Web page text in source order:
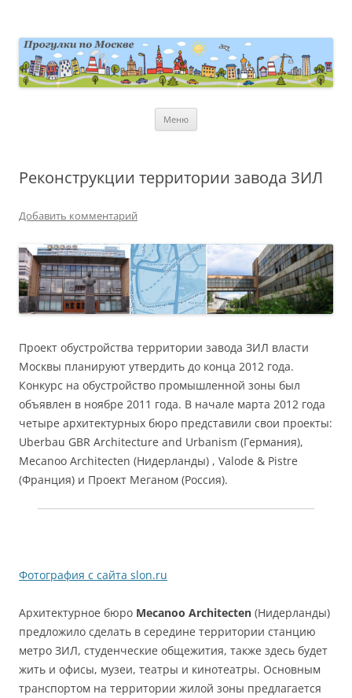
Меню
Реконструкции территории завода ЗИЛ
Добавить комментарий
Проект обустройства территории завода ЗИЛ власти
Москвы планируют утвердить до конца 2012 года.
Конкурс на обустройство промышленной зоны был
объявлен в ноябре 2011 года. В начале марта 2012 года
четыре архитектурных бюро представили свои проекты:
Uberbau GBR Architecture and Urbanism (Германия),
Mecanoo Architecten (Нидерланды) , Valode & Pistre
(Франция) и Проект Меганом (Россия).
Фотография с сайта slon.ru
Архитектурное бюро Mecanoo Architecten (Нидерланды)
предложило сделать в середине территории станцию
метро ЗИЛ, студенческие общежития, также здесь будет
жить и офисы, музеи, театры и кинотеатры. Основным
транспортом на территории жилой зоны предлагается